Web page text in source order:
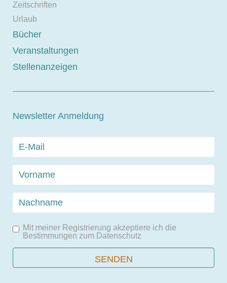
Zeitschriften
Urlaub
Bücher
Veranstaltungen
Stellenanzeigen
Newsletter Anmeldung
Mit meiner Registrierung akzeptiere ich die
Bestimmungen zum Datenschutz